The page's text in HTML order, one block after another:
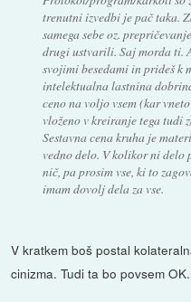
trenutni izvedbi je pač taka.
samega sebe oz.
drugi ustvarili. Saj morda ti.
svojimi besedami in prideš k
intelektualna lastnina
ceno na voljo vsem (kar
vloženo v kreiranje tega tudi
Sestavna cena kruha je
vedno delo. V kolikor ni
nič, pa prosim vse, ki to
imam dovolj dela za vse.
V kratkem boš postal
cinizma. Tudi ta bo povsem OK.